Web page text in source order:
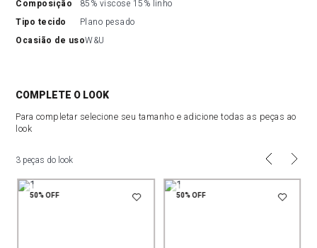
composição
85% viscose 15% linho
tipo tecido
Plano pesado
ocasião de usoW&U
COMPLETE O LOOK
Para completar selecione seu tamanho e adicione todas as peças ao
look
3 peças do look
50%OFF 50%OFF